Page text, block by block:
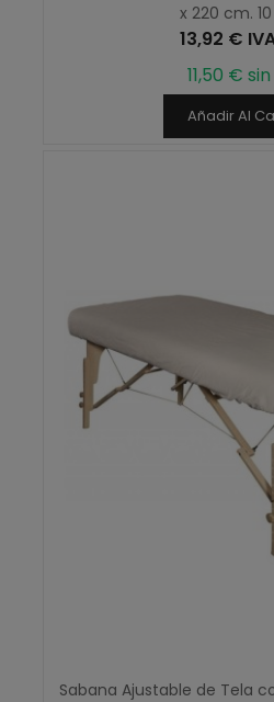
x 220 cm.
13,92 €
11,50 €
Añadir Al
Sabana Ajustable de Tela